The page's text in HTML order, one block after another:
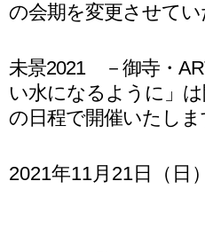
の会期を変更させてい
未景2021 －御寺・
い水になるように」
の日程で開催いたしま
2021年11月21日（日